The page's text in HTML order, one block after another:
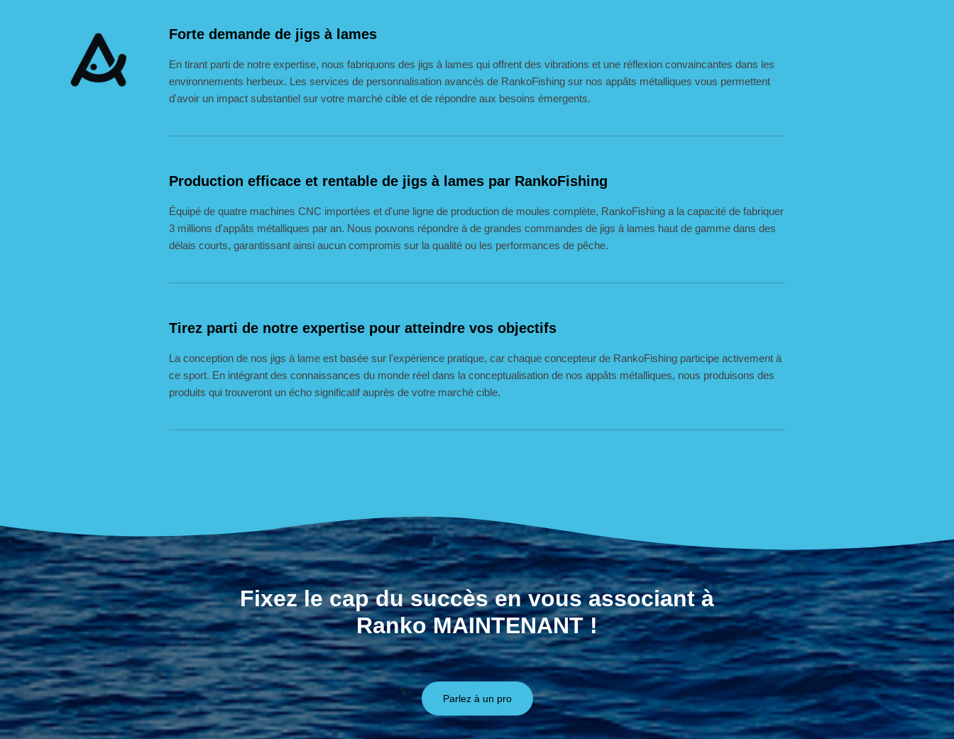
Forte demande de jigs à lames
En tirant parti de notre expertise, nous fabriquons des jigs à lames qui offrent des vibrations et une réflexion convaincantes dans les
environnements herbeux. Les services de personnalisation avancés de RankoFishing sur nos appâts métalliques vous permettent
d'avoir un impact substantiel sur votre marché cible et de répondre aux besoins émergents.
Production efficace et rentable de jigs à lames par RankoFishing
Équipé de quatre machines CNC importées et d'une ligne de production de moules complète, RankoFishing a la capacité de fabriquer
3 millions d'appâts métalliques par an. Nous pouvons répondre à de grandes commandes de jigs à lames haut de gamme dans des
délais courts, garantissant ainsi aucun compromis sur la qualité ou les performances de pêche.
Tirez parti de notre expertise pour atteindre vos objectifs
La conception de nos jigs à lame est basée sur l'expérience pratique, car chaque concepteur de RankoFishing participe activement à
ce sport. En intégrant des connaissances du monde réel dans la conceptualisation de nos appâts métalliques, nous produisons des
produits qui trouveront un écho significatif auprès de votre marché cible.
Fixez le cap du succès en vous associant à
Ranko MAINTENANT !
Parlez à un pro